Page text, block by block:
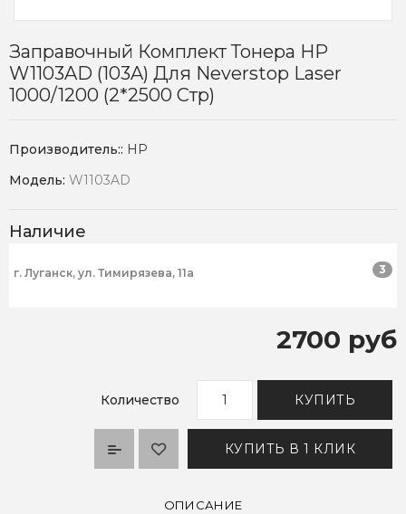
Заправочный Комплект Тонера HP
W1103AD (103A) Для Neverstop Laser
1000/1200 (2*2500 Стр)
Производитель:: HP
Модель: W1103AD
Наличие
г. Луганск, ул. Тимирязева, 11а 3
2700 руб
Количество КУПИТЬ
КУПИТЬ В 1 КЛИК
ОПИСАНИЕ